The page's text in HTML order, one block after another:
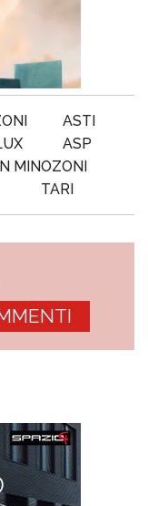
ASTI
ASP
MINOZONI
TARI